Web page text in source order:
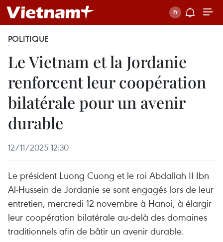
POLITIQUE
Le Vietnam et la Jordanie
renforcent leur coopération
bilatérale pour un avenir
durable
12/11/2025 12:30
Le président Luong Cuong et le roi Abdallah II Ibn
Al-Hussein de Jordanie se sont engagés lors de leur
entretien, mercredi 12 novembre à Hanoi, à élargir
leur coopération bilatérale au-delà des domaines
traditionnels afin de bâtir un avenir durable.